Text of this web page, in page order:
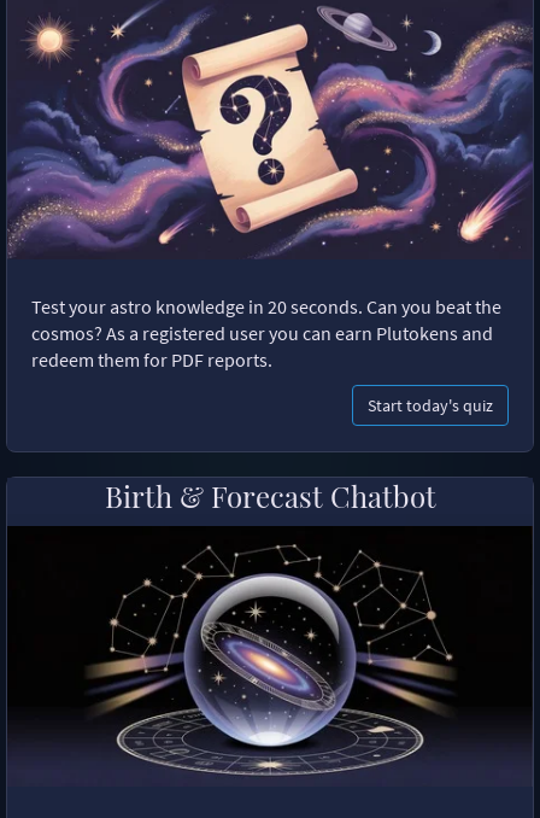
Test your astro knowledge in 20 seconds. Can you beat the
cosmos? As a registered user you can earn Plutokens and
redeem them for PDF reports.
Start today's quiz
Birth & Forecast Chatbot